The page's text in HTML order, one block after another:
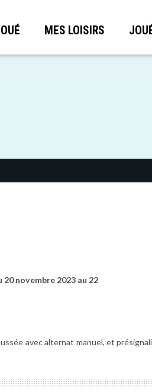
MES LOISIRS
20 novembre 2023 au 22
avec alternat manuel, et